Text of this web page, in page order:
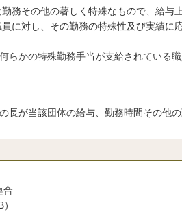
務その他の著しく特殊なもので、給与
に対し、その勤務の特殊性及び実績に
らかの特殊勤務手当が支給されている
長が当該団体の給与、勤務時間その他
合